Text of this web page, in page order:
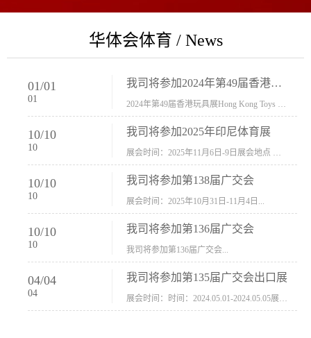
华体会体育 / News
01/01
01
我司将参加2024年第49届香港玩具展Hong Kong Toys & Games Fair 欢迎新···
10/10
10
我司将参加2025年印尼体育展
10/10
10
我司将参加第138届广交会
展会时间：2025年10月31日-11月4日...
10/10
10
我司将参加第136届广交会
我司将参加第136届广交会...
04/04
04
我司将参加第135届广交会出口展
展会时间：时间：2024.05.01-2024.05.05展会地址：中国进出口商品交易会展馆福建康莱宝公司展位号12.1G37-38、H11-12，浙江康莱宝展位号17.1B23-24、C19-20...